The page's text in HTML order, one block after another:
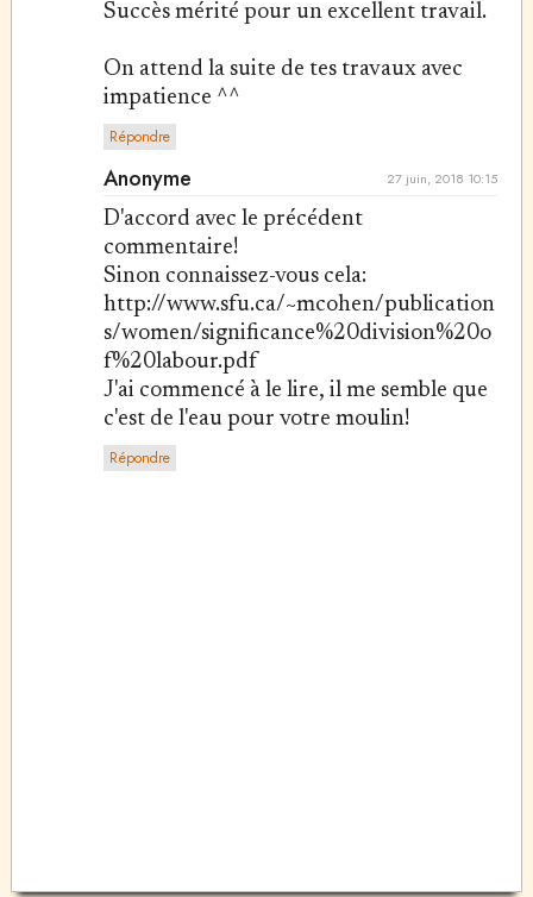
Succès mérité pour un excellent travail.
On attend la suite de tes travaux avec
impatience ^^
Répondre
Anonyme 27 juin, 2018 10:15
D'accord avec le précédent
commentaire!
Sinon connaissez-vous cela:
http://www.sfu.ca/~mcohen/publication
s/women/significance%20division%20o
f%20labour.pdf
J'ai commencé à le lire, il me semble que
c'est de l'eau pour votre moulin!
Répondre